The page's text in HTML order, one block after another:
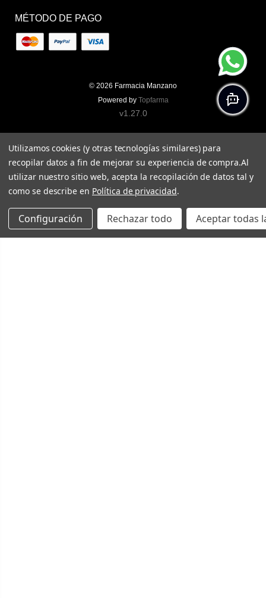
MÉTODO DE PAGO
© 2026 Farmacia Manzano
Powered by Topfarma
v1.27.0
Utilizamos cookies (y otras tecnologías similares) para
recopilar datos a fin de mejorar su experiencia de compra.Al
utilizar nuestro sitio web, acepta la recopilación de datos tal y
como se describe en Política de privacidad.
Configuración Rechazar todo Aceptar todas